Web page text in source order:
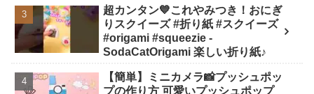
超カンタン💙これやみつき！おにぎ
りスクイーズ #折り紙 #スクイーズ
#origami #squeezie -
SodaCatOrigami 楽しい折り紙♪
【簡単】ミニカメラ📸プッシュポッ
プの作り方 可愛いプッシュポップ